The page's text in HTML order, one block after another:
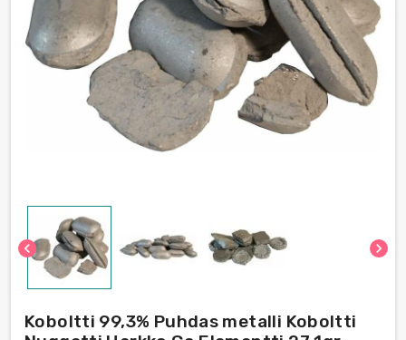
chevron_left chevron_right
Koboltti 99,3% Puhdas metalli Koboltti